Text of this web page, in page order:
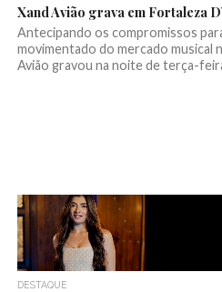
Xand Avião grava em Fortaleza
Antecipando os compromissos
movimentado do mercado musical
Avião gravou na noite de terça-
DESTAQUE